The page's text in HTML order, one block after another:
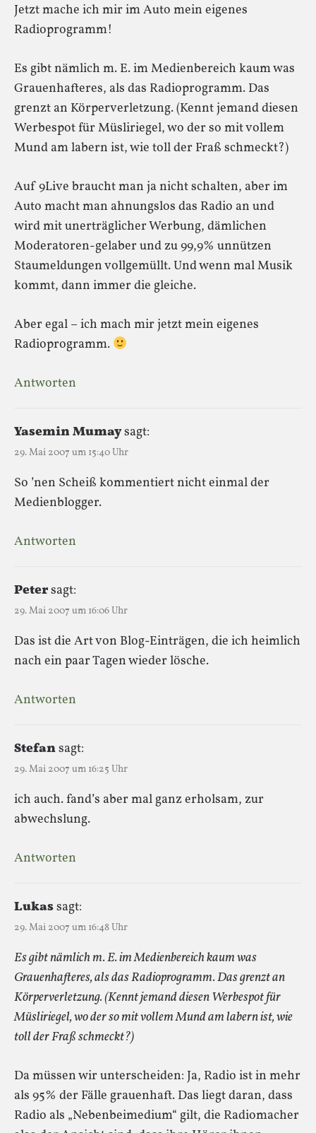
Jetzt mache ich mir im Auto mein eigenes
Radioprogramm!
Es gibt nämlich m. E. im Medienbereich kaum was
Grauenhafteres, als das Radioprogramm. Das
grenzt an Körperverletzung. (Kennt jemand diesen
Werbespot für Müsliriegel, wo der so mit vollem
Mund am labern ist, wie toll der Fraß schmeckt?)
Auf 9Live braucht man ja nicht schalten, aber im
Auto macht man ahnungslos das Radio an und
wird mit unerträglicher Werbung, dämlichen
Moderatoren-gelaber und zu 99,9% unnützen
Staumeldungen vollgemüllt. Und wenn mal Musik
kommt, dann immer die gleiche.
Aber egal – ich mach mir jetzt mein eigenes
Radioprogramm.
Antworten
Yasemin Mumaysagt:
29. Mai 2007 um 15:40 Uhr
So ’nen Scheiß kommentiert nicht einmal der
Medienblogger.
Antworten
Petersagt:
29. Mai 2007 um 16:06 Uhr
Das ist die Art von Blog-Einträgen, die ich heimlich
nach ein paar Tagen wieder lösche.
Antworten
Stefansagt:
29. Mai 2007 um 16:25 Uhr
ich auch. fand’s aber mal ganz erholsam, zur
abwechslung.
Antworten
Lukassagt:
29. Mai 2007 um 16:48 Uhr
Es gibt nämlich m. E. im Medienbereich kaum was
Grauenhafteres, als das Radioprogramm. Das grenzt an
Körperverletzung. (Kennt jemand diesen Werbespot für
Müsliriegel, wo der so mit vollem Mund am labern ist, wie
toll der Fraß schmeckt?)
Da müssen wir unterscheiden: Ja, Radio ist in mehr
als 95% der Fälle grauenhaft. Das liegt daran, dass
Radio als „Nebenbeimedium“ gilt, die Radiomacher